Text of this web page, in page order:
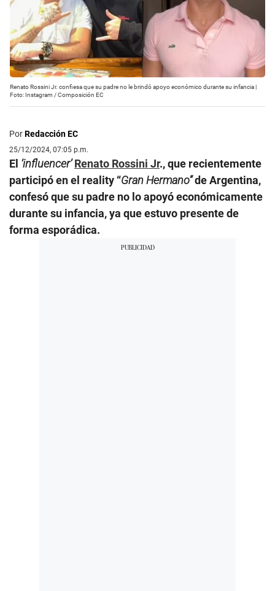
Renato Rossini Jr. confiesa que su padre no le brindó apoyo económico durante su infancia |
Foto: Instagram / Composición EC
PorRedacción EC
25/12/2024, 07:05 p.m.
El ‘influencer’Renato Rossini Jr., que recientemente
participó en el reality “Gran Hermano”de Argentina,
confesó que su padre no lo apoyó económicamente
durante su infancia, ya que estuvo presente de
forma esporádica.